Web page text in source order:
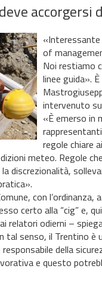
accorgersi
of
Noi restiamo
linee guida».
intervenuto
«È emerso in
regole chiare
meteo. Regole
discrezionalità,
con
certo alla “cig” e,
relatori odierni –
tal senso, il Trentino
della
e questo